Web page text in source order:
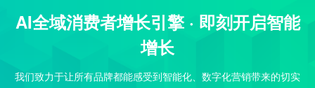
AI全域消费者增长引擎 · 即刻开启智能
增长
我们致力于让所有品牌都能感受到智能化、数字化营销带来的切实